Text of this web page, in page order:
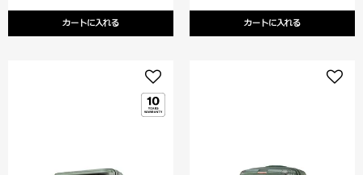
カートに入れる カートに入れる